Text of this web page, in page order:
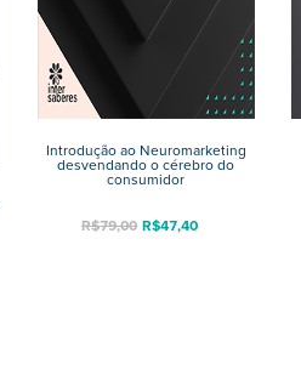
Introdução ao Neuromarketing
desvendando o cérebro do
consumidor
R$79,00 R$47,40